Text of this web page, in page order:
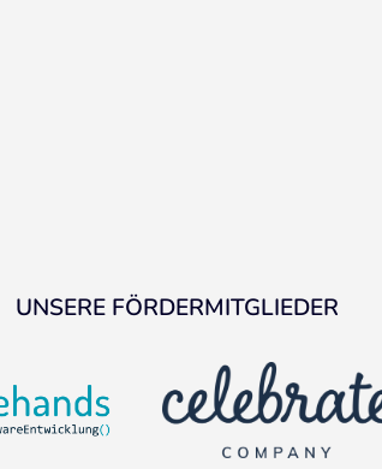
UNSERE FÖRDERMITGLIEDER